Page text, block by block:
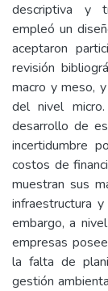
descriptiva y
empleó un
aceptaron
revisión
macro y meso,
del nivel
desarrollo de
incertidumbre
costos de
muestran sus
infraestructura
embargo, a
empresas
la falta de
gestión